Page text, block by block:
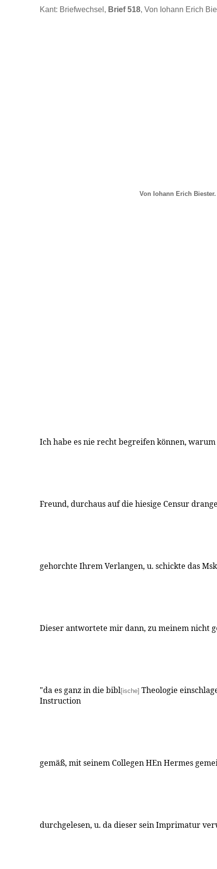
Kant: Briefwechsel, Brief 518, Von Iohann Erich
Von Iohann Erich Biester.
Ich habe es nie recht begreifen können,
Freund, durchaus auf die hiesige Censur
gehorchte Ihrem Verlangen, u. schickte das
Dieser antwortete mir dann, zu meinem nicht
"da es ganz in die bibl[ische] Theologie
Instruction
gemäß, mit seinem Collegen HEn Hermes
durchgelesen, u. da dieser sein Imprimatur